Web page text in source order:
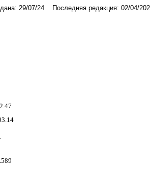
29/07/24 Последняя редакция: 02/04/